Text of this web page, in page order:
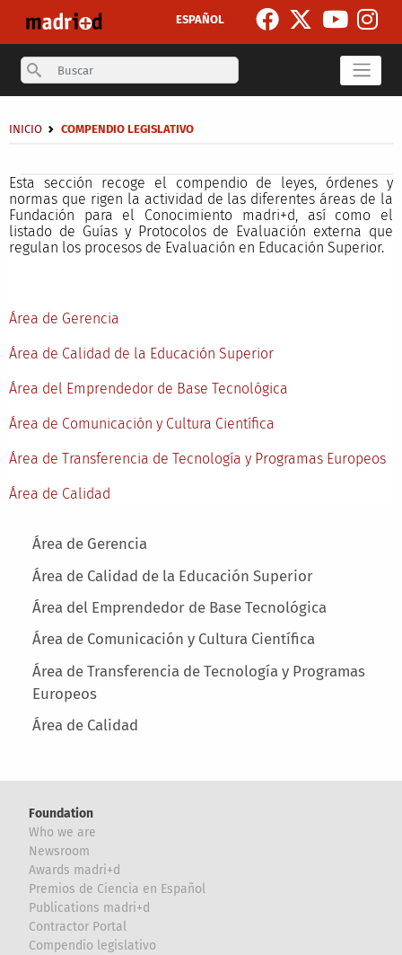
ESPAÑOL
Search
Breadcrumb
INICIO COMPENDIO LEGISLATIVO
Main menu
Área de Gerencia
Área de Calidad de la Educación Superior
Área del Emprendedor de Base Tecnológica
Área de Comunicación y Cultura Científica
Área de Transferencia de Tecnología y Programas
Europeos
Área de Calidad
Esta sección recoge el compendio de leyes, órdenes y
normas que rigen la actividad de las diferentes áreas de la
Fundación para el Conocimiento madri+d, así como el
listado de Guías y Protocolos de Evaluación externa que
regulan los procesos de Evaluación en Educación Superior.
Área de Gerencia
Área de Calidad de la Educación Superior
Área del Emprendedor de Base Tecnológica
Área de Comunicación y Cultura Científica
Área de Transferencia de Tecnología y Programas Europeos
Área de Calidad
Foundation
Who we are
Newsroom
Awards madri+d
Premios de Ciencia en Español
Publications madri+d
Contractor Portal
Compendio legislativo